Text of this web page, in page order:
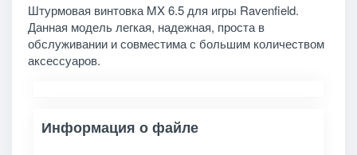
Штурмовая винтовка MX 6.5 для игры Ravenfield.
Данная модель легкая, надежная, проста в
обслуживании и совместима с большим количеством
аксессуаров.
Информация о файле